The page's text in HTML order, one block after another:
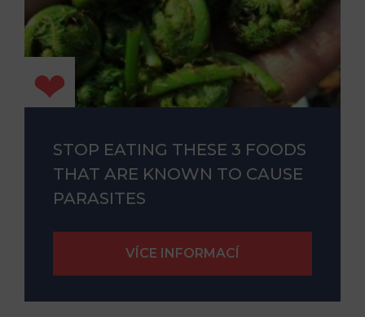
STOP EATING THESE 3 FOODS
THAT ARE KNOWN TO CAUSE
PARASITES